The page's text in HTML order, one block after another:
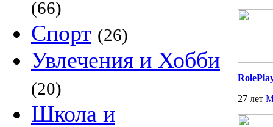
(66)
Спорт (26)
Увлечения и Хобби
(20)
Школа и
27 лет